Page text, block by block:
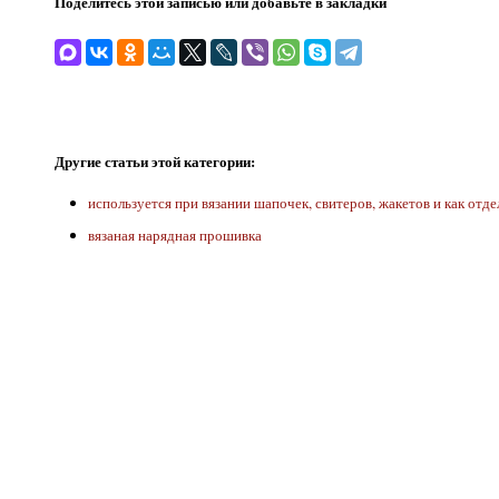
Другие статьи этой категории:
используется при вязании шапочек, свитеров, жакетов и как
вязаная нарядная прошивка